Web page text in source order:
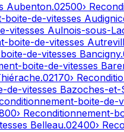
Aubenton.02500›
boite-de-vitesses
vitesses Aulnois-sous-
boite-de-vitesses
de-vitesses Bancigny.
boite-de-vitesses
.02170›
de-vitesses Bazoches-
boite-de-
› Reconditionnement-
Belleau.02400›